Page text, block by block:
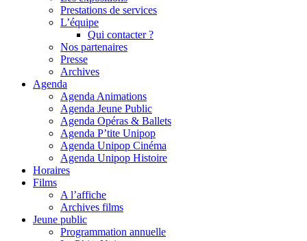
Prestations de services
L’équipe
Qui contacter ?
Nos partenaires
Presse
Archives
Agenda
Agenda Animations
Agenda Jeune Public
Agenda Opéras & Ballets
Agenda P’tite Unipop
Agenda Unipop Cinéma
Agenda Unipop Histoire
Horaires
Films
A l’affiche
Archives films
Jeune public
Programmation annuelle